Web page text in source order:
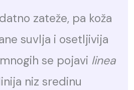
zateže, pa koža
suvlja i osetljivija
se pojavi linea
niz sredinu